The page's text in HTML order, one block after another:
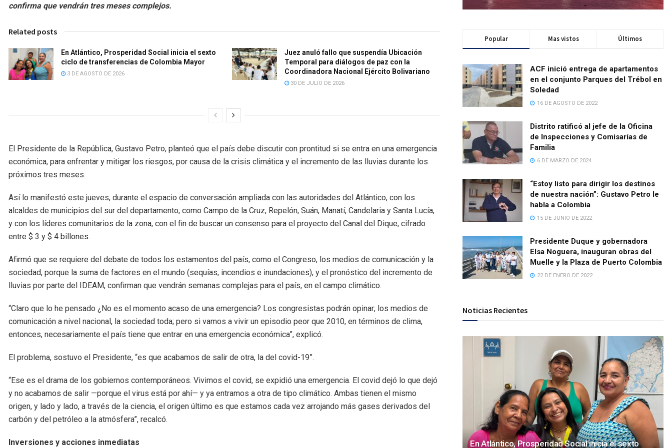
confirma que vendrán tres meses complejos.
Related posts
En Atlántico, Prosperidad Social inicia el sexto
ciclo de transferencias de Colombia Mayor
3 DE AGOSTO DE 2026
Juez anuló fallo que suspendía Ubicación
Temporal para diálogos de paz con la
Coordinadora Nacional Ejército Bolivariano
30 DE JULIO DE 2026
El Presidente de la República, Gustavo Petro, planteó que el país debe discutir con prontitud si se entra en una emergencia
económica, para enfrentar y mitigar los riesgos, por causa de la crisis climática y el incremento de las lluvias durante los
próximos tres meses.
Así lo manifestó este jueves, durante el espacio de conversación ampliada con las autoridades del Atlántico, con los
alcaldes de municipios del sur del departamento, como Campo de la Cruz, Repelón, Suán, Manatí, Candelaria y Santa Lucía,
y con los líderes comunitarios de la zona, con el fin de buscar un consenso para el proyecto del Canal del Dique, cifrado
entre $ 3 y $ 4 billones.
Afirmó que se requiere del debate de todos los estamentos del país, como el Congreso, los medios de comunicación y la
sociedad, porque la suma de factores en el mundo (sequías, incendios e inundaciones), y el pronóstico del incremento de
lluvias por parte del IDEAM, confirman que vendrán semanas complejas para el país, en el campo climático.
“Claro que lo he pensado ¿No es el momento acaso de una emergencia? Los congresistas podrán opinar; los medios de
comunicación a nivel nacional, la sociedad toda; pero si vamos a vivir un episodio peor que 2010, en términos de clima,
entonces, necesariamente el país tiene que entrar en una emergencia económica”, explicó.
El problema, sostuvo el Presidente, “es que acabamos de salir de otra, la del covid-19”.
“Ese es el drama de los gobiernos contemporáneos. Vivimos el covid, se expidió una emergencia. El covid dejó lo que dejó
y no acabamos de salir —porque el virus está por ahí— y ya entramos a otra de tipo climático. Ambas tienen el mismo
origen, y lado y lado, a través de la ciencia, el origen último es que estamos cada vez arrojando más gases derivados del
carbón y del petróleo a la atmósfera”, recalcó.
Inversiones y acciones inmediatas
Popular Mas vistos Últimos
ACF inició entrega de apartamentos
en el conjunto Parques del Trébol en
Soledad
16 DE AGOSTO DE 2022
Distrito ratificó al jefe de la Oficina
de Inspecciones y Comisarías de
Familia
6 DE MARZO DE 2024
“Estoy listo para dirigir los destinos
de nuestra nación”: Gustavo Petro le
habla a Colombia
15 DE JUNIO DE 2022
Presidente Duque y gobernadora
Elsa Noguera, inauguran obras del
Muelle y la Plaza de Puerto Colombia
22 DE ENERO DE 2022
Noticias Recientes
En Atlántico, Prosperidad Social inicia el sexto